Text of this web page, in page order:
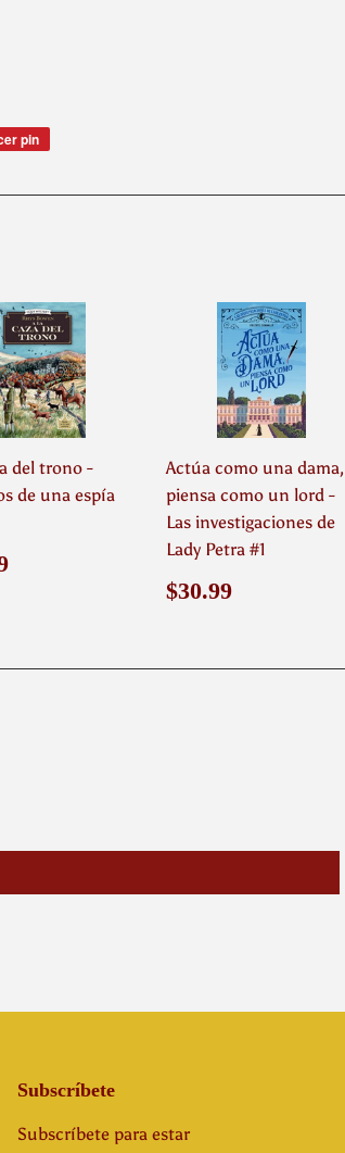
pin
del trono -
de una espía
Actúa como una dama,
piensa como un lord -
Las investigaciones de
Lady Petra #1
Precio
$30.99
Subscríbete
Subscríbete para estar